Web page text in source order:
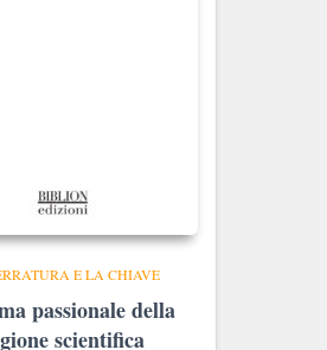
E LA CHIAVE
passionale della
scientifica